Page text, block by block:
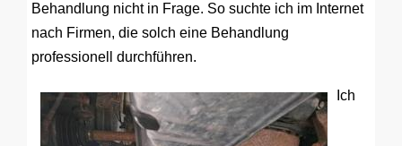
Behandlung nicht in Frage. So suchte ich im Internet
nach Firmen, die solch eine Behandlung
professionell durchführen.
Ich